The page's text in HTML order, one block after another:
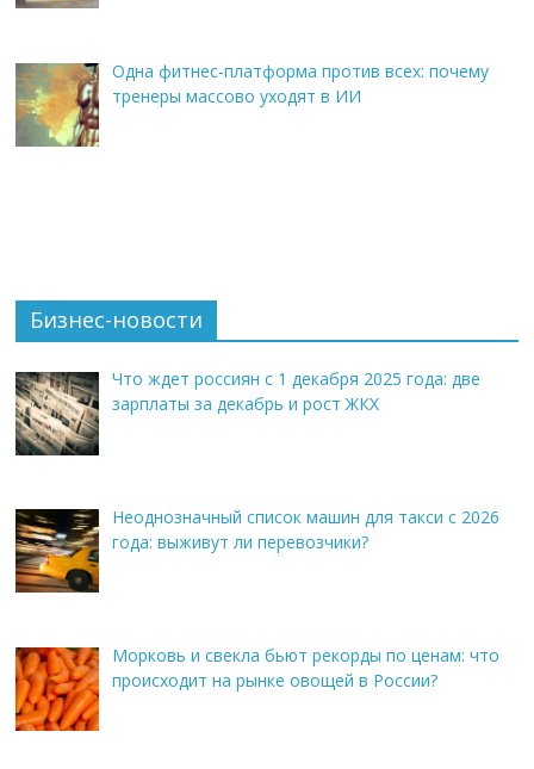
Одна фитнес-платформа против всех: почему
тренеры массово уходят в ИИ
Бизнес-новости
Что ждет россиян с 1 декабря 2025 года: две
зарплаты за декабрь и рост ЖКХ
Неоднозначный список машин для такси с 2026
года: выживут ли перевозчики?
Морковь и свекла бьют рекорды по ценам: что
происходит на рынке овощей в России?